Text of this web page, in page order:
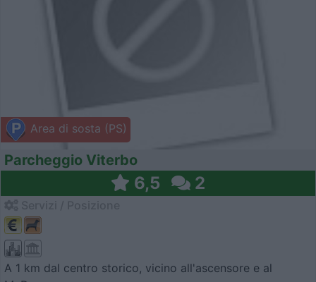
Area di sosta (PS)
Parcheggio Viterbo
6,5 2
A 1 km dal centro storico, vicino all'ascensore e al